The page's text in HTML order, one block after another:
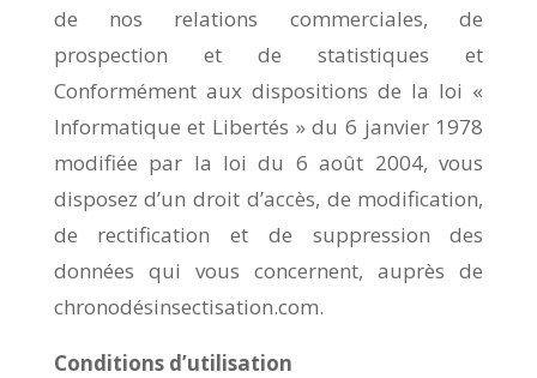
de nos relations commerciales, de
prospection et de statistiques et
Conformément aux dispositions de la loi «
Informatique et Libertés » du 6 janvier 1978
modifiée par la loi du 6 août 2004, vous
disposez d’un droit d’accès, de modification,
de rectification et de suppression des
données qui vous concernent, auprès de
chronodésinsectisation.com.
Conditions d’utilisation